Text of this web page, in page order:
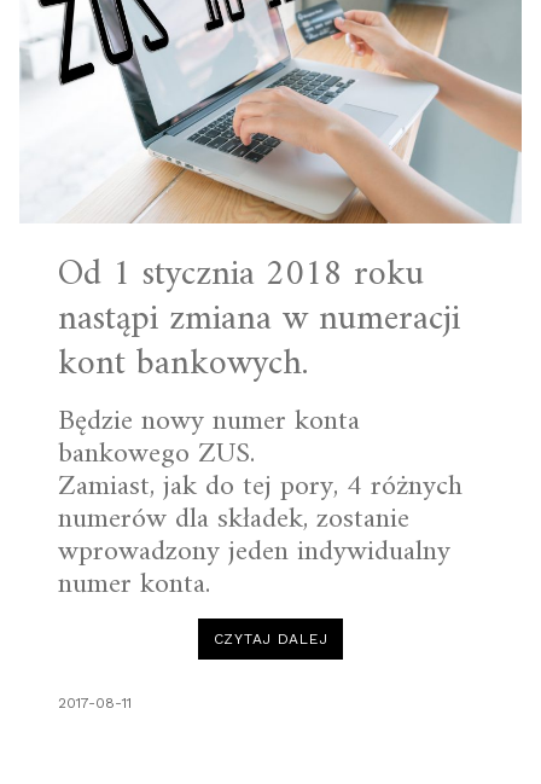
Od 1 stycznia 2018 roku
nastąpi zmiana w numeracji
kont bankowych.
Będzie nowy numer konta
bankowego ZUS.
Zamiast, jak do tej pory, 4 różnych
numerów dla składek, zostanie
wprowadzony jeden indywidualny
numer konta.
CZYTAJ DALEJ
2017-08-11